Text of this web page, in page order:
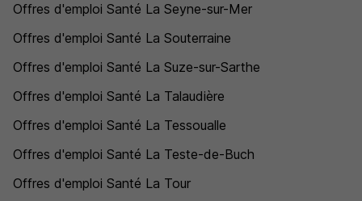
Offres d'emploi Santé La Seyne-sur-Mer
Offres d'emploi Santé La Souterraine
Offres d'emploi Santé La Suze-sur-Sarthe
Offres d'emploi Santé La Talaudière
Offres d'emploi Santé La Tessoualle
Offres d'emploi Santé La Teste-de-Buch
Offres d'emploi Santé La Tour